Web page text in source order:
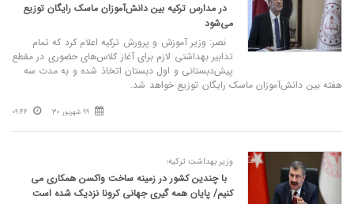
در مدارس ترکیه بین دانش‌آموزان ماسک رایگان توزیع
می‌شود
نصر: وزیر آموزش و پرورش ترکیه اعلام کرد که تمام
تدابیر بهداشتی لازم برای آغاز کلاس‌های حضوری در مقطع
پیش‌دبستانی و اول دبستان اتخاذ شده و به مدت سه
هفته بین دانش‌آموزان ماسک رایگان توزیع خواهد شد.
99 شهریور 30 09:44
وزیر بهداشت ترکیه؛
با چندین کشور در زمینه ساخت واکسن همکاری می
کنیم/ پایان همه گیری‌ جهانی کرونا نزدیک شده است